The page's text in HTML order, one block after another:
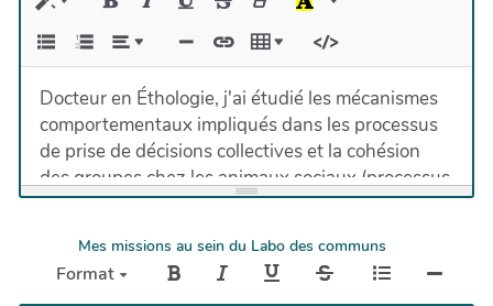
Docteur en Éthologie, j'ai étudié les mécanismes
comportementaux impliqués dans les processus
de prise de décisions collectives et la cohésion
des groupes chez les animaux sociaux (processus
de prise de décisions, leadership, dynamique de
Depuis 2012, j'accompagne et forme aux
pratiques de coopération, de l'échelle de collectifs
Mes missions au sein du Labo des communs
Format